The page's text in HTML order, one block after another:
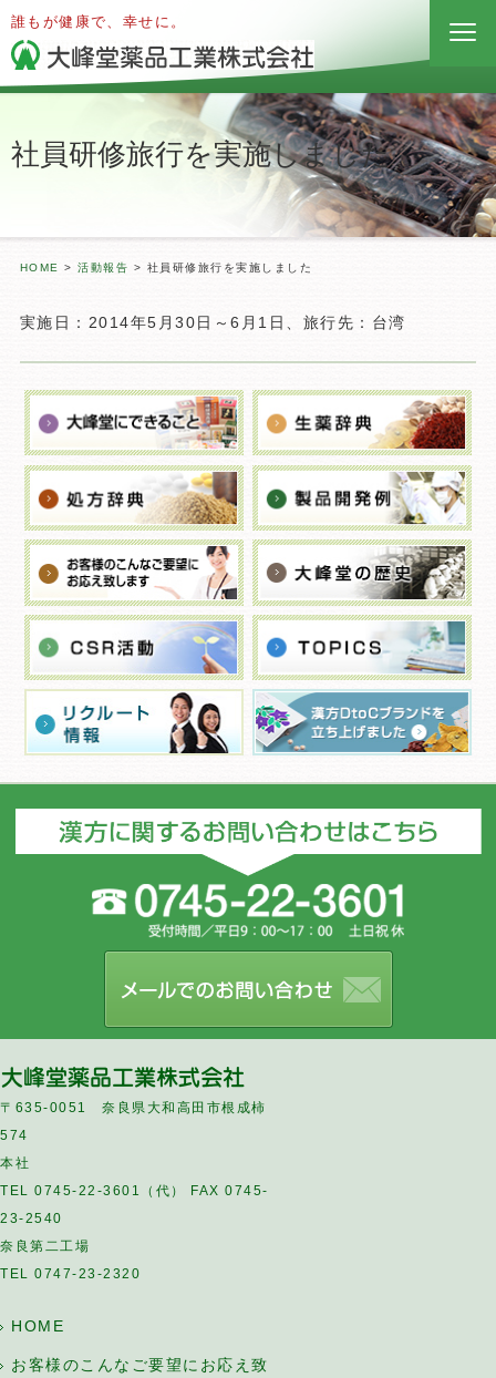
誰もが健康で、幸せに。
社員研修旅行を実施しました
HOME >活動報告 > 社員研修旅行を実施しました
実施日：2014年5月30日～6月1日、旅行先：台湾
〒635-0051 奈良県大和高田市根成柿
574
本社
TEL 0745-22-3601（代） FAX 0745-
23-2540
奈良第二工場
TEL 0747-23-2320
HOME
お客様のこんなご要望にお応え致